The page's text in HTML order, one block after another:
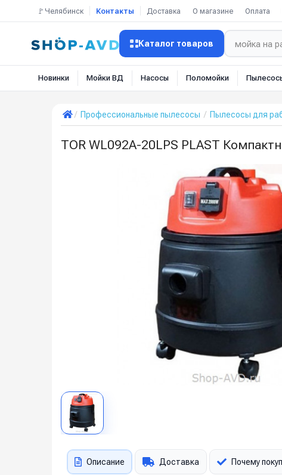
🚩Челябинск Контакты Доставка О магазине Оплата
Каталог товаров
Новинки Мойки ВД Насосы Поломойки
Профессиональные пылесосы Пылесосы для
TOR WL092A-20LPS PLAST
Описание Доставка Почему